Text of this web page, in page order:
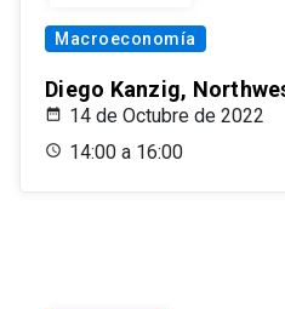
Macroeconomía
Diego Kanzig,
14 de Octubre de 2022
14:00 a 16:00